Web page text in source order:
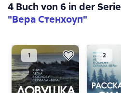
4 Buch von 6 in der Serie
"Вера Стенхоуп"